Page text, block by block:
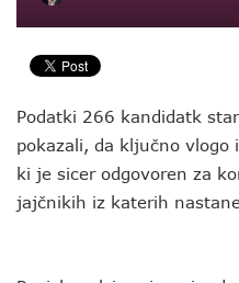
Podatki 266 kandidatk
pokazali, da ključno vlogo
ki je sicer odgovoren za
jajčnikih iz katerih